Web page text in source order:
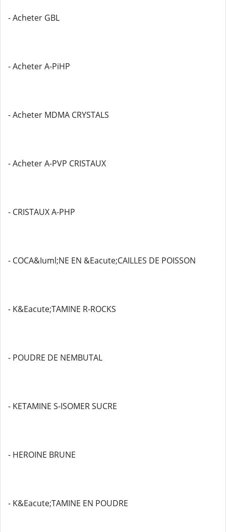
- Acheter GBL
- Acheter A-PiHP
- Acheter MDMA CRYSTALS
- Acheter A-PVP CRISTAUX
- CRISTAUX A-PHP
- COCA&Iuml;NE EN &Eacute;CAILLES DE POISSON
- K&Eacute;TAMINE R-ROCKS
- POUDRE DE NEMBUTAL
- KETAMINE S-ISOMER SUCRE
- HEROINE BRUNE
- K&Eacute;TAMINE EN POUDRE